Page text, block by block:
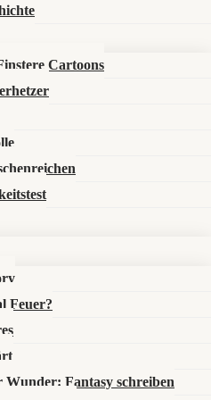
Cartoons
Feuer?
Wunder: Fantasy schreiben
Astracolypse: Wenn Hunger
Magen
Dark-Fantasy-Survival-RPG